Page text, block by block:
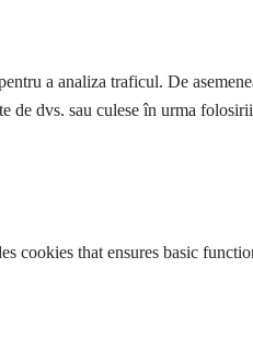
a analiza traficul. De
dvs. sau culese în urma
that ensures basic